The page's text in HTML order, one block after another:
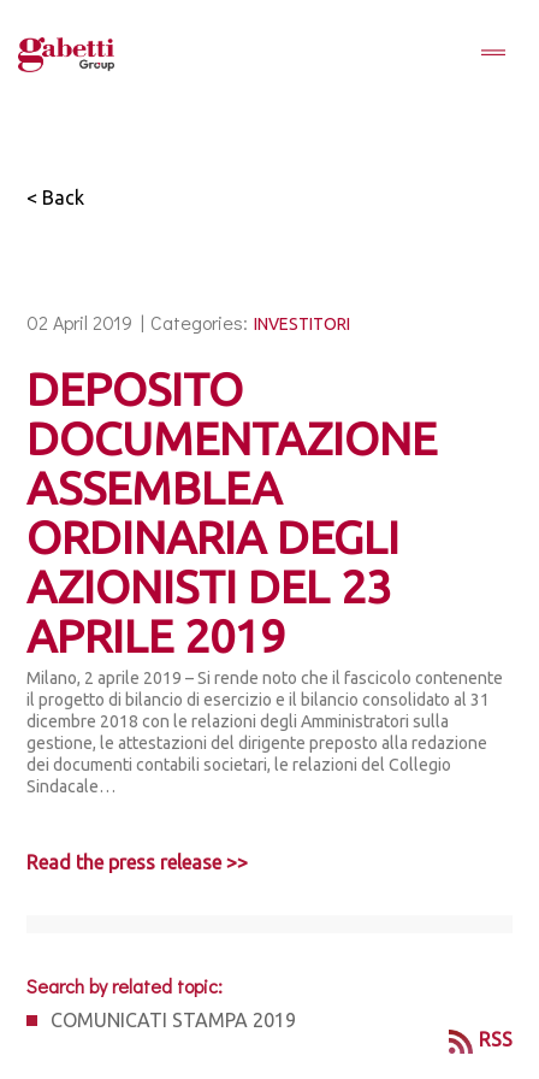
< Back
02 April 2019 | Categories: INVESTITORI
DEPOSITO
DOCUMENTAZIONE
ASSEMBLEA
ORDINARIA DEGLI
AZIONISTI DEL 23
APRILE 2019
Milano, 2 aprile 2019 – Si rende noto che il fascicolo contenente
il progetto di bilancio di esercizio e il bilancio consolidato al 31
dicembre 2018 con le relazioni degli Amministratori sulla
gestione, le attestazioni del dirigente preposto alla redazione
dei documenti contabili societari, le relazioni del Collegio
Sindacale…
Read the press release >>
Search by related topic:
COMUNICATI STAMPA 2019
RSS